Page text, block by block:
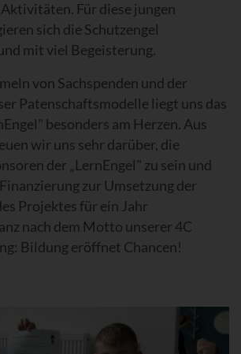
Für diese jungen
sich die Schutzengel
mit viel Begeisterung.
von Sachspenden und der
Patenschaftsmodelle liegt uns das
besonders am Herzen. Aus
wir uns sehr darüber, die
der „LernEngel" zu sein und
zur Umsetzung der
Projektes für ein Jahr
nach dem Motto unserer 4C
Bildung eröffnet Chancen!